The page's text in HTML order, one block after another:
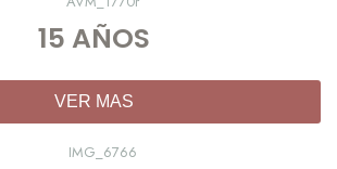
15 AÑOS
VER MAS